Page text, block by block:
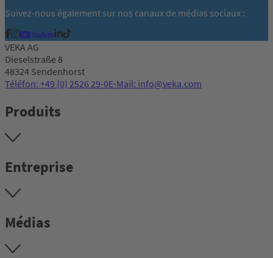
Suivez-nous également sur nos canaux de médias sociaux :
VEKA AG
Dieselstraße 8
48324 Sendenhorst
Téléfon: +49 (0) 2526 29-0E-Mail: info@veka.com
Produits
Entreprise
Médias